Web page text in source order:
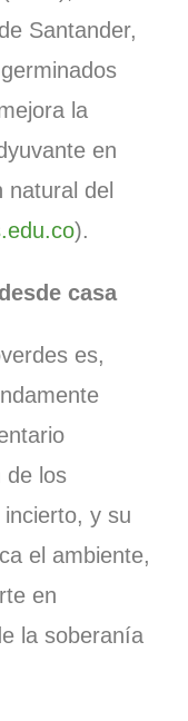
Santander,
la
en
natural del
).
casa
es,
de los
y su
el ambiente,
en
la soberanía